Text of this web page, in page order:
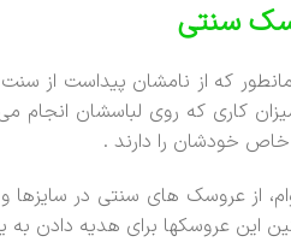
سنتی
که از نامشان پیداست از
کاری که روی لباسشان
خاص خودشان را دارند .
از عروسک های سنتی در
این عروسکها برای هدیه دادن